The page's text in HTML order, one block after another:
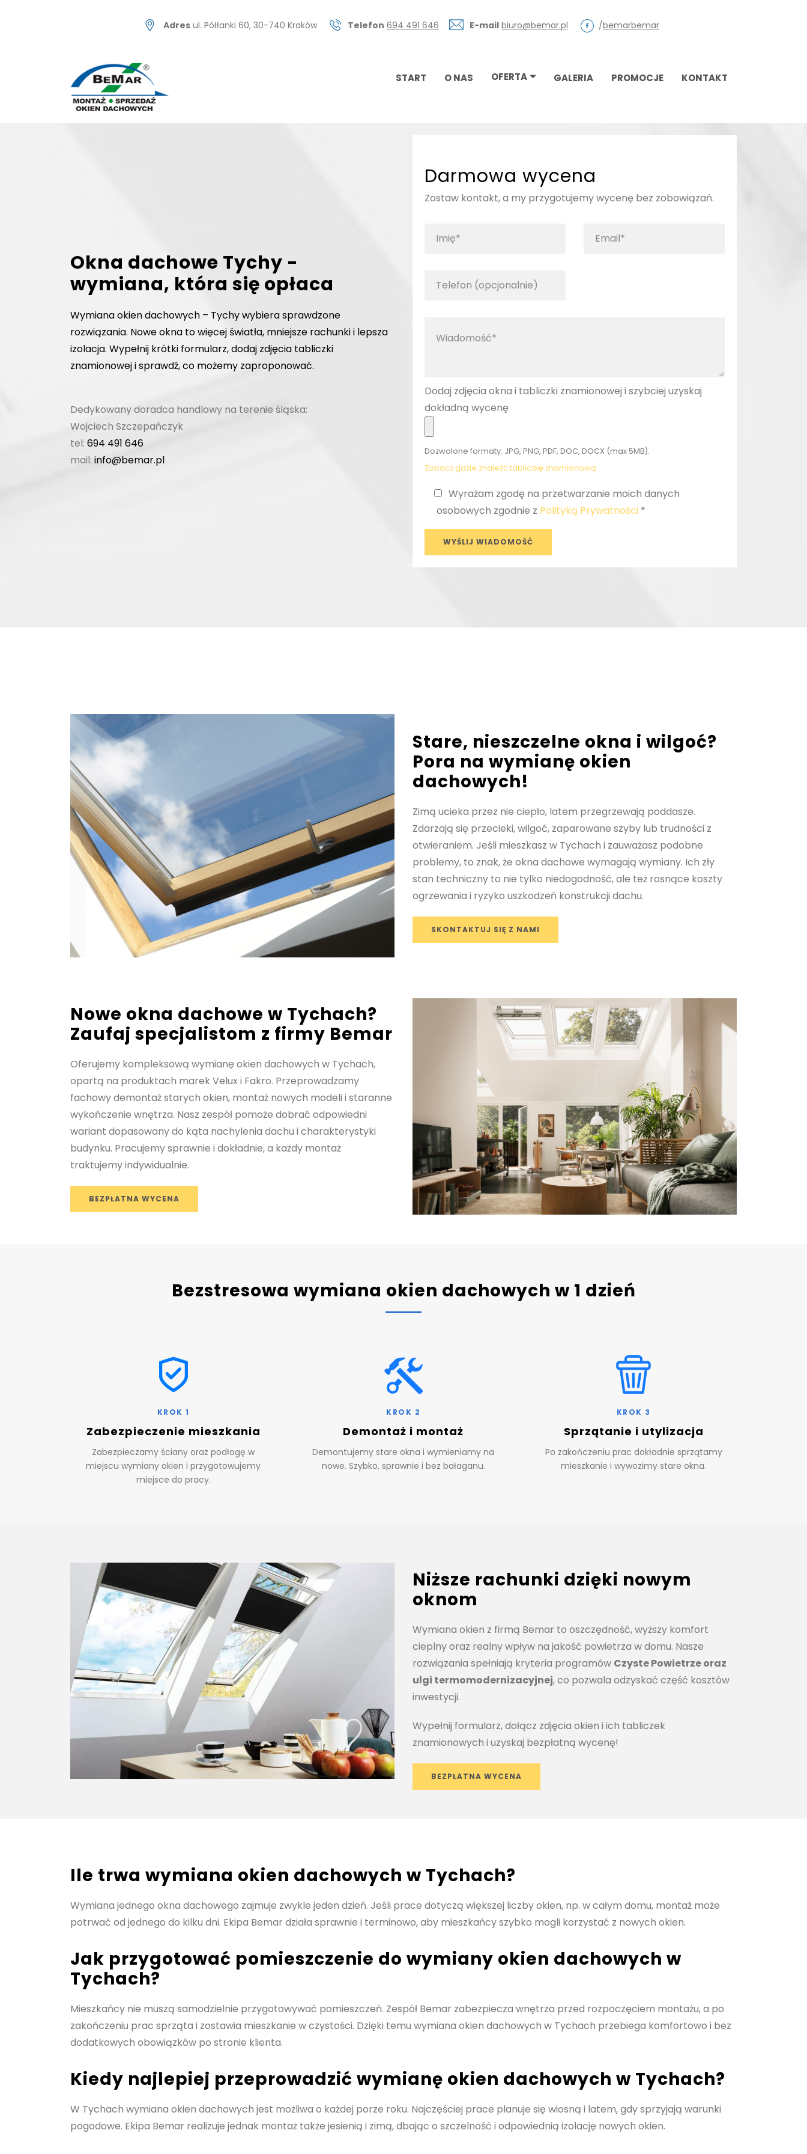
Adres ul. Półłanki 60, 30-740 Kraków Telefon 694 491 646 E-mail biuro@bemar.pl /bemarbemar
START O NAS OFERTA GALERIA PROMOCJE KONTAKT
Okna dachowe Tychy -
wymiana, która się opłaca
Wymiana okien dachowych – Tychy wybiera sprawdzone
rozwiązania. Nowe okna to więcej światła, mniejsze rachunki i lepsza
izolacja. Wypełnij krótki formularz, dodaj zdjęcia tabliczki
znamionowej i sprawdź, co możemy zaproponować.
Dedykowany doradca handlowy na terenie śląska:
Wojciech Szczepańczyk
tel: 694 491 646
mail: info@bemar.pl
Darmowa wycena
Zostaw kontakt, a my przygotujemy wycenę bez zobowiązań.
Dodaj zdjęcia okna i tabliczki znamionowej i szybciej uzyskaj
dokładną wycenę
Dozwolone formaty: JPG, PNG, PDF, DOC, DOCX (max 5MB).
Zobacz gdzie znaleźć tabliczkę znamionową
Wyrażam zgodę na przetwarzanie moich danych
osobowych zgodnie z Polityką Prywatności *
Stare, nieszczelne okna i wilgoć?
Pora na wymianę okien
dachowych!
Zimą ucieka przez nie ciepło, latem przegrzewają poddasze.
Zdarzają się przecieki, wilgoć, zaparowane szyby lub trudności z
otwieraniem. Jeśli mieszkasz w Tychach i zauważasz podobne
problemy, to znak, że okna dachowe wymagają wymiany. Ich zły
stan techniczny to nie tylko niedogodność, ale też rosnące koszty
ogrzewania i ryzyko uszkodzeń konstrukcji dachu.
SKONTAKTUJ SIĘ Z NAMI
Nowe okna dachowe w Tychach?
Zaufaj specjalistom z firmy Bemar
Oferujemy kompleksową wymianę okien dachowych w Tychach,
opartą na produktach marek Velux i Fakro. Przeprowadzamy
fachowy demontaż starych okien, montaż nowych modeli i staranne
wykończenie wnętrza. Nasz zespół pomoże dobrać odpowiedni
wariant dopasowany do kąta nachylenia dachu i charakterystyki
budynku. Pracujemy sprawnie i dokładnie, a każdy montaż
traktujemy indywidualnie.
BEZPŁATNA WYCENA
Bezstresowa wymiana okien dachowych w 1 dzień
KROK 1
Zabezpieczenie mieszkania
Zabezpieczamy ściany oraz podłogę w
miejscu wymiany okien i przygotowujemy
miejsce do pracy.
KROK 2
Demontaż i montaż
Demontujemy stare okna i wymieniamy na
nowe. Szybko, sprawnie i bez bałaganu.
KROK 3
Sprzątanie i utylizacja
Po zakończeniu prac dokładnie sprzątamy
mieszkanie i wywozimy stare okna.
Niższe rachunki dzięki nowym
oknom
Wymiana okien z firmą Bemar to oszczędność, wyższy komfort
cieplny oraz realny wpływ na jakość powietrza w domu. Nasze
rozwiązania spełniają kryteria programów Czyste Powietrze oraz
ulgi termomodernizacyjnej, co pozwala odzyskać część kosztów
inwestycji.
Wypełnij formularz, dołącz zdjęcia okien i ich tabliczek
znamionowych i uzyskaj bezpłatną wycenę!
BEZPŁATNA WYCENA
Ile trwa wymiana okien dachowych w Tychach?
Wymiana jednego okna dachowego zajmuje zwykle jeden dzień. Jeśli prace dotyczą większej liczby okien, np. w całym domu, montaż może
potrwać od jednego do kilku dni. Ekipa Bemar działa sprawnie i terminowo, aby mieszkańcy szybko mogli korzystać z nowych okien.
Jak przygotować pomieszczenie do wymiany okien dachowych w
Tychach?
Mieszkańcy nie muszą samodzielnie przygotowywać pomieszczeń. Zespół Bemar zabezpiecza wnętrza przed rozpoczęciem montażu, a po
zakończeniu prac sprząta i zostawia mieszkanie w czystości. Dzięki temu wymiana okien dachowych w Tychach przebiega komfortowo i bez
dodatkowych obowiązków po stronie klienta.
Kiedy najlepiej przeprowadzić wymianę okien dachowych w Tychach?
W Tychach wymiana okien dachowych jest możliwa o każdej porze roku. Najczęściej prace planuje się wiosną i latem, gdy sprzyjają warunki
pogodowe. Ekipa Bemar realizuje jednak montaż także jesienią i zimą, dbając o szczelność i odpowiednią izolację nowych okien.